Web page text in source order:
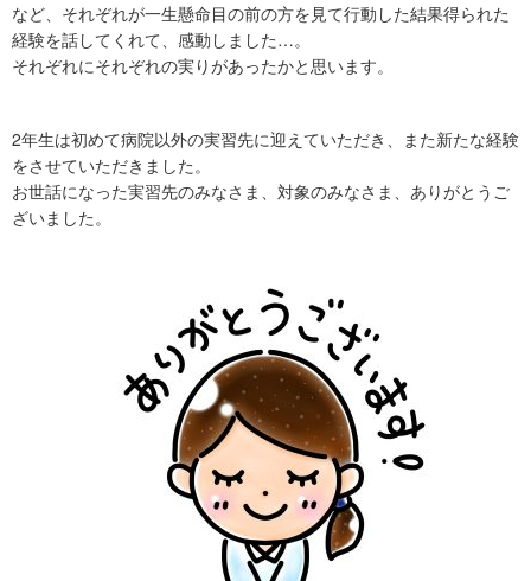
など、それぞれが一生懸命目の前の方を見て行動した結果得られた
経験を話してくれて、感動しました…。
それぞれにそれぞれの実りがあったかと思います。
2年生は初めて病院以外の実習先に迎えていただき、また新たな経験
をさせていただきました。
お世話になった実習先のみなさま、対象のみなさま、ありがとうご
ざいました。